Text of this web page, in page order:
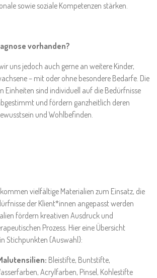
sowie soziale Kompetenzen stärken.
vorhanden?
uns jedoch auch gerne an weitere Kinder,
– mit oder ohne besondere Bedarfe. Die
Einheiten sind individuell auf die Bedürfnisse
und fördern ganzheitlich deren
und Wohlbefinden.
vielfältige Materialien zum Einsatz, die
der Klient*innen angepasst werden
fördern kreativen Ausdruck und
Prozess. Hier eine Übersicht
Stichpunkten (Auswahl):
Bleistifte, Buntstifte,
Acrylfarben, Pinsel, Kohlestifte